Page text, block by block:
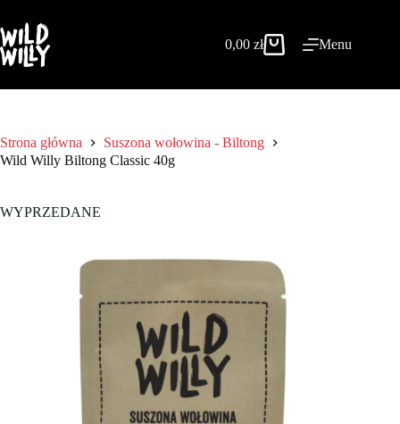
treści
Koszyk
0,00zł Menu
Strona główna
Suszona wołowina - Biltong
Wild Willy Biltong Classic 40g
WYPRZEDANE